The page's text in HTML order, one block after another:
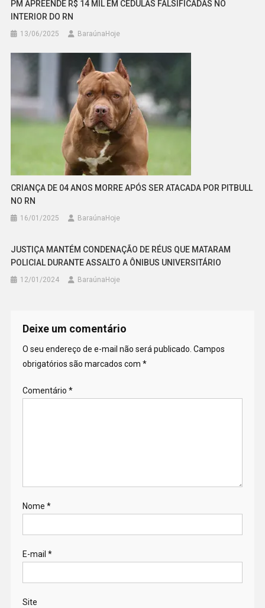
PM APREENDE R$ 14 MIL EM CÉDULAS FALSIFICADAS NO
INTERIOR DO RN
13/06/2025 BaraúnaHoje
CRIANÇA DE 04 ANOS MORRE APÓS SER ATACADA POR PITBULL
NO RN
16/01/2025 BaraúnaHoje
JUSTIÇA MANTÉM CONDENAÇÃO DE RÉUS QUE MATARAM
POLICIAL DURANTE ASSALTO A ÔNIBUS UNIVERSITÁRIO
12/01/2024 BaraúnaHoje
Deixe um comentário
O seu endereço de e-mail não será publicado. Campos
obrigatórios são marcados com *
Comentário *
Nome *
E-mail *
Site